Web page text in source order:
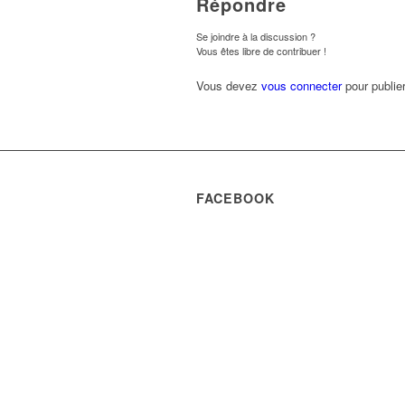
Se joindre à la discussion ?
Vous êtes libre de contribuer !
Vous devez vous connecterpour
FACEBOOK